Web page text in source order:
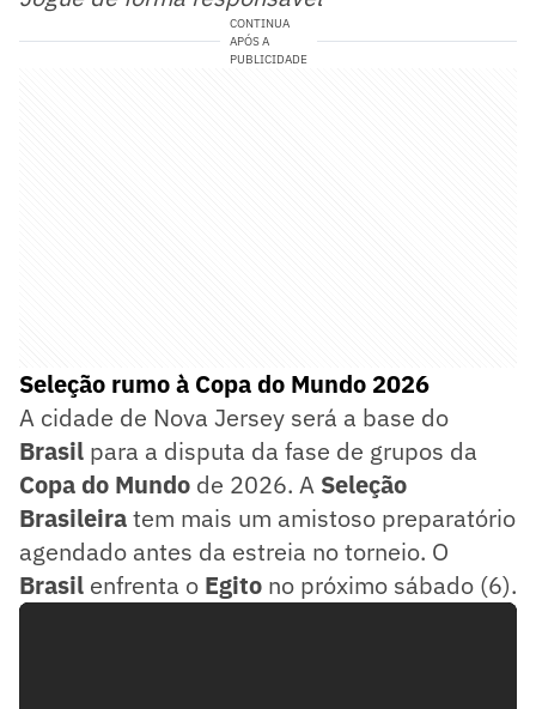
CONTINUA
APÓS A
PUBLICIDADE
Seleção rumo à Copa do Mundo 2026
A cidade de Nova Jersey será a base do
Brasil para a disputa da fase de grupos da
Copa do Mundo de 2026. A Seleção
Brasileiratem mais um amistoso preparatório
agendado antes da estreia no torneio. O
Brasil enfrenta o Egito no próximo sábado (6).